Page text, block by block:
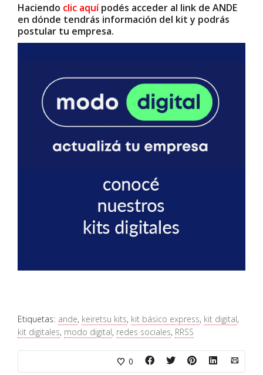
Haciendo clic aquí podés acceder al link de ANDE
en dónde tendrás información del kit y podrás
postular tu empresa.
Etiquetas: ande, keiretsu kits, kit básico express, kit digital,
kit digitales, modo digital, redes sociales, RRSS
0